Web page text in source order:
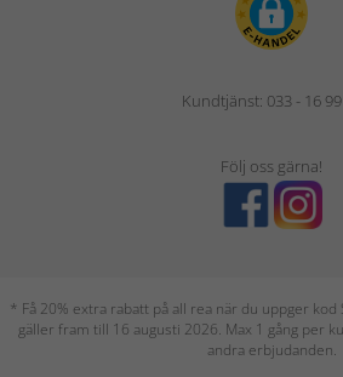
Kundtjänst: 033 - 16
Följ oss gärna!
* Få 20% extra rabatt på all rea när du uppger kod
gäller fram till 16 augusti 2026. Max 1 gång per
andra erbjudanden.